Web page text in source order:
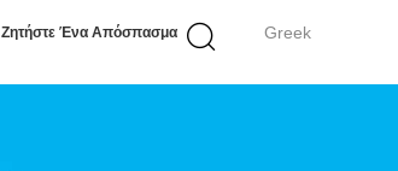
Greek
Ζητήστε Ένα Απόσπασμα